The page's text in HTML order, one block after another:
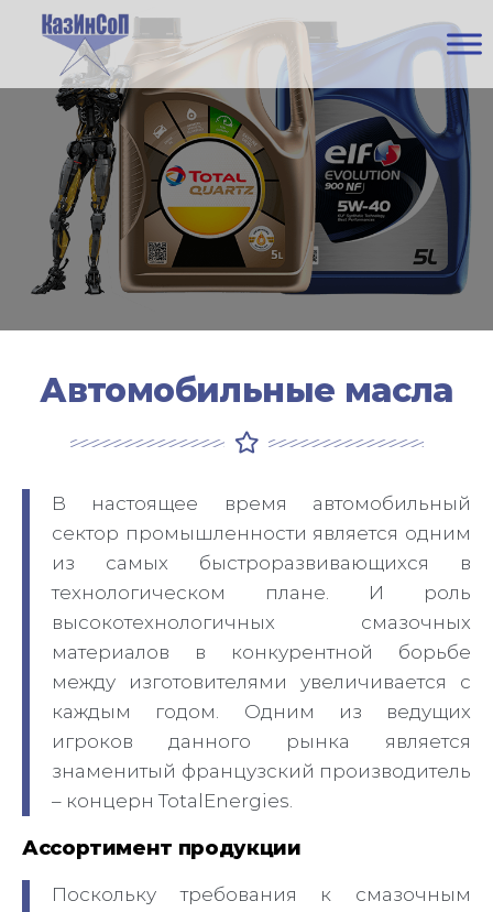
КАЗИНСОП
Автомобильные масла
В настоящее время автомобильный
сектор промышленности является одним
из самых быстроразвивающихся в
технологическом плане. И роль
высокотехнологичных смазочных
материалов в конкурентной борьбе
между изготовителями увеличивается с
каждым годом. Одним из ведущих
игроков данного рынка является
знаменитый французский производитель
– концерн TotalEnergies.
Ассортимент продукции
Поскольку требования к смазочным